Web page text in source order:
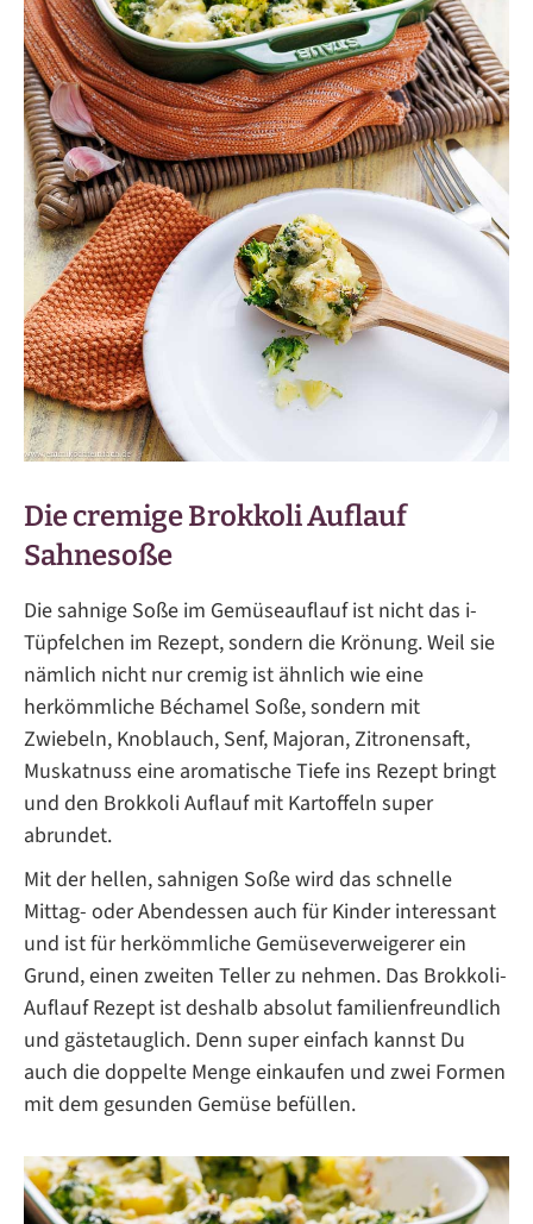
Die cremige Brokkoli Auflauf
Sahnesoße
Die sahnige Soße im Gemüseauflauf ist nicht das i-
Tüpfelchen im Rezept, sondern die Krönung. Weil sie
nämlich nicht nur cremig ist ähnlich wie eine
herkömmliche Béchamel Soße, sondern mit
Zwiebeln, Knoblauch, Senf, Majoran, Zitronensaft,
Muskatnuss eine aromatische Tiefe ins Rezept bringt
und den Brokkoli Auflauf mit Kartoffeln super
abrundet.
Mit der hellen, sahnigen Soße wird das schnelle
Mittag- oder Abendessen auch für Kinder interessant
und ist für herkömmliche Gemüseverweigerer ein
Grund, einen zweiten Teller zu nehmen. Das Brokkoli-
Auflauf Rezept ist deshalb absolut familienfreundlich
und gästetauglich. Denn super einfach kannst Du
auch die doppelte Menge einkaufen und zwei Formen
mit dem gesunden Gemüse befüllen.